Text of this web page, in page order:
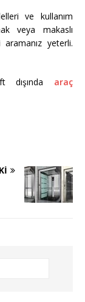
ve kullanım
veya makaslı
yeterli.
dışında araç